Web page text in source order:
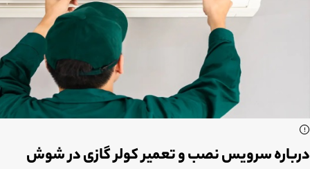
درباره سرویس نصب و تعمیر کولر گازی در شوش